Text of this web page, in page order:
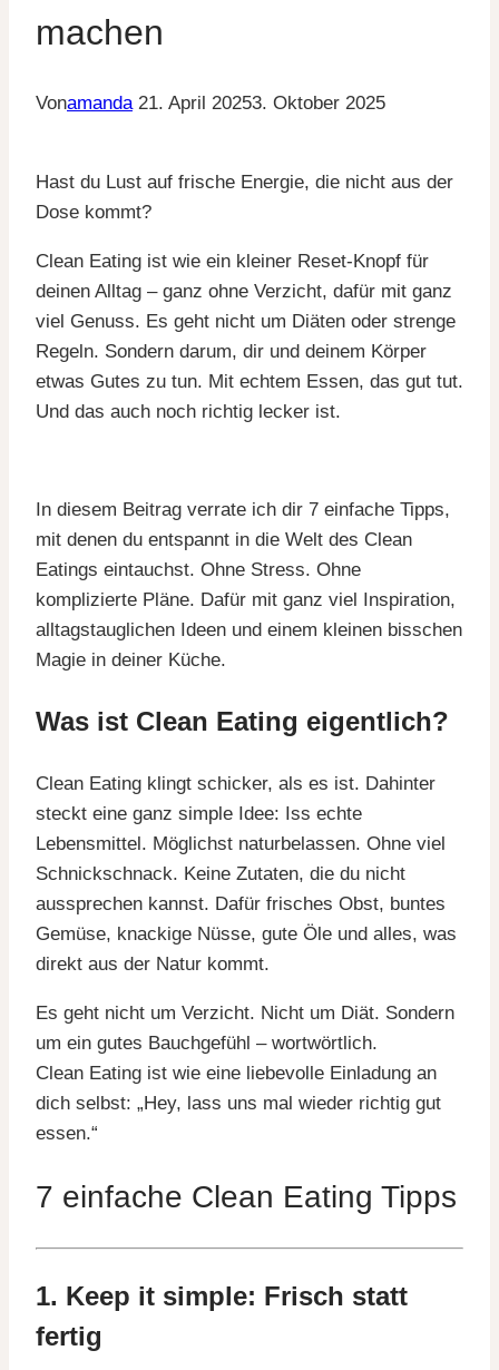
machen
Vonamanda 21. April 20253. Oktober 2025
Hast du Lust auf frische Energie, die nicht aus der
Dose kommt?
Clean Eating ist wie ein kleiner Reset-Knopf für
deinen Alltag – ganz ohne Verzicht, dafür mit ganz
viel Genuss. Es geht nicht um Diäten oder strenge
Regeln. Sondern darum, dir und deinem Körper
etwas Gutes zu tun. Mit echtem Essen, das gut tut.
Und das auch noch richtig lecker ist.
In diesem Beitrag verrate ich dir 7 einfache Tipps,
mit denen du entspannt in die Welt des Clean
Eatings eintauchst. Ohne Stress. Ohne
komplizierte Pläne. Dafür mit ganz viel Inspiration,
alltagstauglichen Ideen und einem kleinen bisschen
Magie in deiner Küche.
Was ist Clean Eating eigentlich?
Clean Eating klingt schicker, als es ist. Dahinter
steckt eine ganz simple Idee: Iss echte
Lebensmittel. Möglichst naturbelassen. Ohne viel
Schnickschnack. Keine Zutaten, die du nicht
aussprechen kannst. Dafür frisches Obst, buntes
Gemüse, knackige Nüsse, gute Öle und alles, was
direkt aus der Natur kommt.
Es geht nicht um Verzicht. Nicht um Diät. Sondern
um ein gutes Bauchgefühl – wortwörtlich.
Clean Eating ist wie eine liebevolle Einladung an
dich selbst: „Hey, lass uns mal wieder richtig gut
essen.“
7 einfache Clean Eating Tipps
1. Keep it simple: Frisch statt
fertig